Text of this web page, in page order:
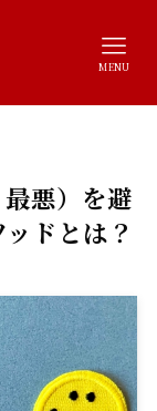
MENU
悪）を避
ドとは？